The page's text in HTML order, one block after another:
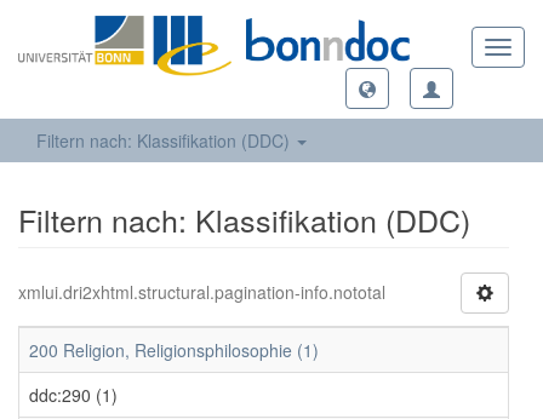
Filtern nach: Klassifikation (DDC)
Filtern nach: Klassifikation (DDC)
xmlui.dri2xhtml.structural.pagination-info.nototal
200 Religion, Religionsphilosophie (1)
ddc:290 (1)